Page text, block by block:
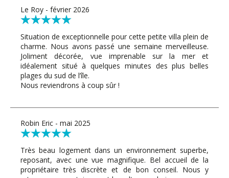
Le Roy - février 2026
Situation de exceptionnelle pour cette petite villa plein de
charme. Nous avons passé une semaine merveilleuse.
Joliment décorée, vue imprenable sur la mer et
idéalement situé à quelques minutes des plus belles
plages du sud de l’île.
Nous reviendrons à coup sûr !
Robin Eric - mai 2025
Très beau logement dans un environnement superbe,
reposant, avec une vue magnifique. Bel accueil de la
propriétaire très discrète et de bon conseil. Nous y